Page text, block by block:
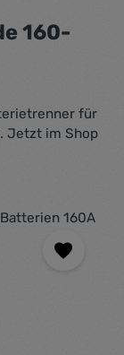
Sternen
160-
für
Jetzt im Shop